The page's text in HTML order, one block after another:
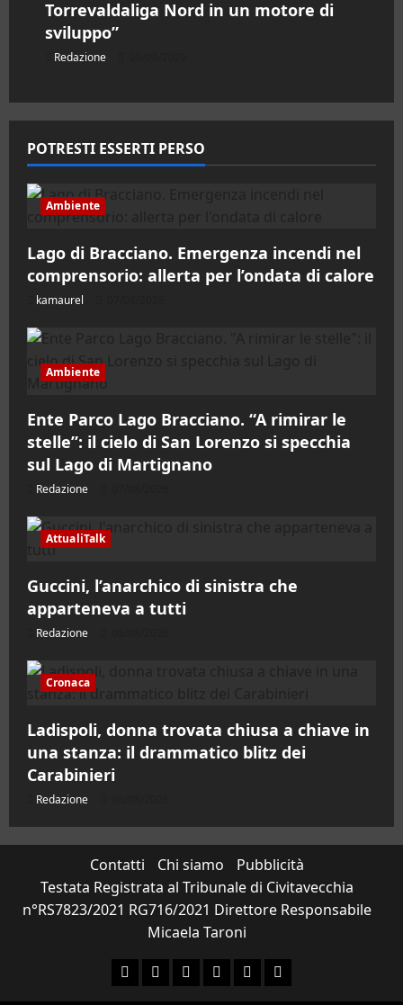
Torrevaldaliga Nord in un motore di
sviluppo”
Redazione
POTRESTI ESSERTI PERSO
Ambiente
Lago di Bracciano. Emergenza incendi nel
comprensorio: allerta per l’ondata di calore
kamaurel
Ambiente
Ente Parco Lago Bracciano. “A rimirar le
stelle”: il cielo di San Lorenzo si specchia
sul Lago di Martignano
Redazione
AttualiTalk
Guccini, l’anarchico di sinistra che
apparteneva a tutti
Redazione
Cronaca
Ladispoli, donna trovata chiusa a chiave in
una stanza: il drammatico blitz dei
Carabinieri
Redazione
Contatti Chi siamo
Pubblicità
Testata Registrata al Tribunale di Civitavecchia
n°RS7823/2021 RG716/2021 Direttore Responsabile
Micaela Taroni
FacebookInstagram
YouTubeTwitterEmailEnte Parco